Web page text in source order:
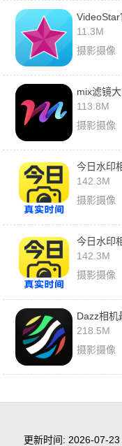
11.3M
摄影摄像
mix滤镜
113.8M
摄影摄像
今日水印
142.3M
摄影摄像
今日水印
142.3M
摄影摄像
Dazz相机
218.5M
摄影摄像
更新时间: 2026-07-